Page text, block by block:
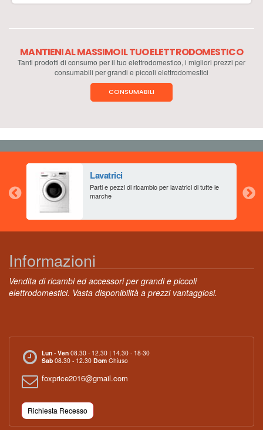
MANTIENI AL MASSIMO IL TUO ELETTRODOMESTICO
Tanti prodotti di consumo per il tuo elettrodomestico, i migliori prezzi per
consumabili per grandi e piccoli elettrodomestici
CONSUMABILI
Lavatrici
Parti e pezzi di ricambio per lavatrici di tutte le
marche
Informazioni
Vendita di ricambi ed accessori per grandi e piccoli
elettrodomestici. Vasta disponibilità a prezzi vantaggiosi.
Lun - Ven 08.30 - 12.30 | 14.30 - 18-30
Sab 08.30 - 12.30 Dom Chiuso
foxprice2016@gmail.com
Richiesta Recesso